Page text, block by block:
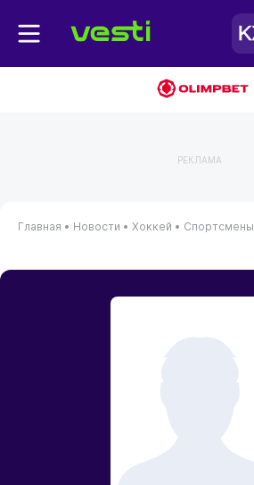
РЕКЛАМА
Главная • Новости • Хоккей • Спортсмены